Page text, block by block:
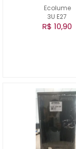
Ecolume
3U E27
R$ 10,90